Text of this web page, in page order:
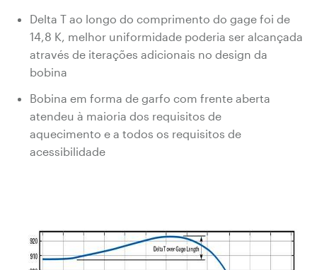
Delta T ao longo do comprimento do gage foi de
14,8 K, melhor uniformidade poderia ser alcançada
através de iterações adicionais no design da
bobina
Bobina em forma de garfo com frente aberta
atendeu à maioria dos requisitos de
aquecimento e a todos os requisitos de
acessibilidade